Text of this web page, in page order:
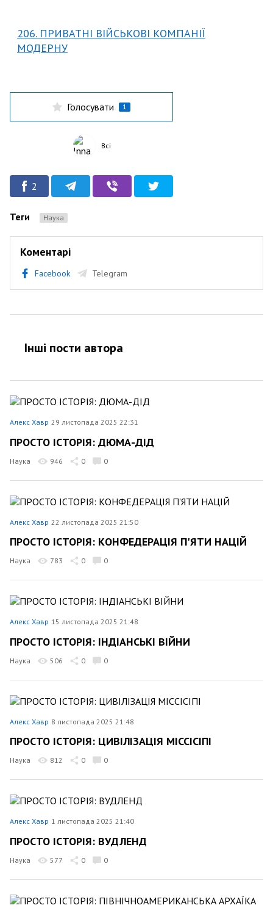
206. ПРИВАТНІ ВІЙСЬКОВІ КОМПАНІЇ
МОДЕРНУ
Голосувати 1
Всі
2
Теги Наука
Коментарі
Facebook Telegram
Інші пости автора
Алекс Хавр 29 листопада 2025 22:31
ПРОСТО ІСТОРІЯ: ДЮМА-ДІД
Наука 946 0 0
Алекс Хавр 22 листопада 2025 21:50
ПРОСТО ІСТОРІЯ: КОНФЕДЕРАЦІЯ П'ЯТИ НАЦІЙ
Наука 783 0 0
Алекс Хавр 15 листопада 2025 21:48
ПРОСТО ІСТОРІЯ: ІНДІАНСЬКІ ВІЙНИ
Наука 506 0 0
Алекс Хавр 8 листопада 2025 21:48
ПРОСТО ІСТОРІЯ: ЦИВІЛІЗАЦІЯ МІССІСІПІ
Наука 812 0 0
Алекс Хавр 1 листопада 2025 21:40
ПРОСТО ІСТОРІЯ: ВУДЛЕНД
Наука 577 0 0